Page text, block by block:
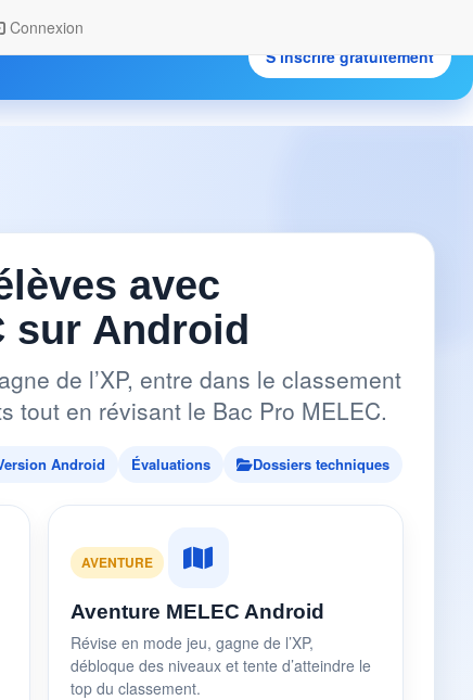
Connexion
S’inscrire gratuitement
avec
sur Android
de l’XP, entre dans le classement
tout en révisant le Bac Pro MELEC.
Android Évaluations Dossiers techniques
AVENTURE
Aventure MELEC Android
Révise en mode jeu, gagne de l’XP,
débloque des niveaux et tente d’atteindre le
top du classement.